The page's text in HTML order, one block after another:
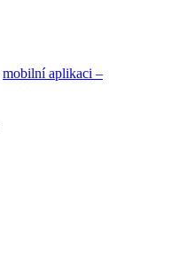
mobilní aplikaci –